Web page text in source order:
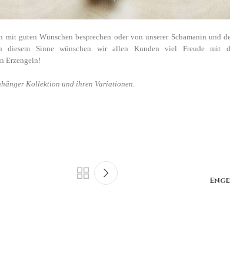
guten Wünschen besprechen oder von unserer Schamanin und
diesem Sinne wünschen wir allen Kunden viel Freude mit
Erzengeln!
Kollektion und ihren Variationen